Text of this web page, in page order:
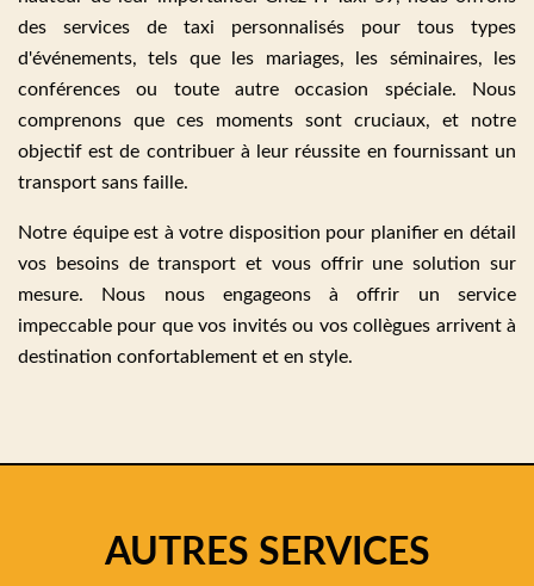
des services de taxi personnalisés pour tous types
d'événements, tels que les mariages, les séminaires, les
conférences ou toute autre occasion spéciale. Nous
comprenons que ces moments sont cruciaux, et notre
objectif est de contribuer à leur réussite en fournissant un
transport sans faille.
Notre équipe est à votre disposition pour planifier en détail
vos besoins de transport et vous offrir une solution sur
mesure. Nous nous engageons à offrir un service
impeccable pour que vos invités ou vos collègues arrivent à
destination confortablement et en style.
AUTRES SERVICES